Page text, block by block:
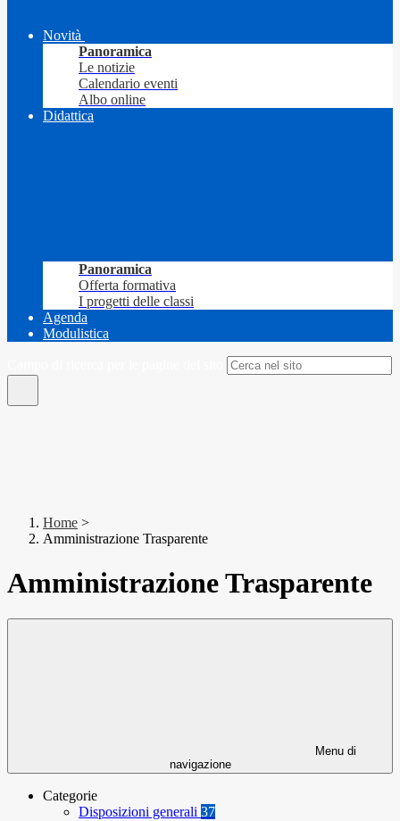
Novità
Panoramica
Le notizie
Calendario eventi
Albo online
Didattica
Panoramica
Offerta formativa
I progetti delle classi
Agenda
Modulistica
Home >
Amministrazione Trasparente
Amministrazione Trasparente
Menu di
navigazione
Categorie
Disposizioni generali 37